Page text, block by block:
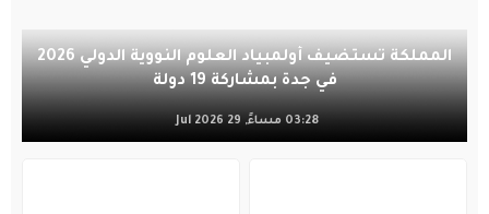
المملكة تستضيف أولمبياد العلوم النووية الدولي 2026
في جدة بمشاركة 19 دولة
03:28 مساءً, 29 Jul 2026